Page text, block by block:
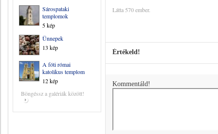
Sárospataki
templomok
5 kép
Ünnepek
13 kép
A fóti római
katolikus templom
12 kép
Böngéssz a galériák között!
Látta 570 ember.
Értékeld!
Kommentáld!